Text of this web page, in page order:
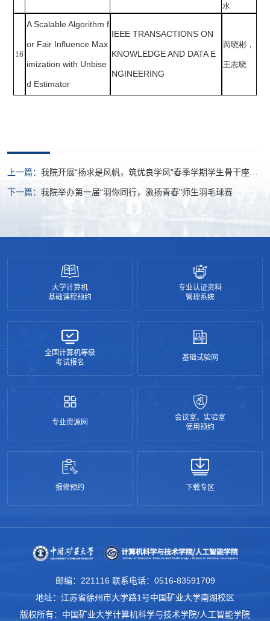
水
16
A Scalable Algorithm f
or Fair Influence Max
imization with Unbise
d Estimator
IEEE TRANSACTIONS ON
KNOWLEDGE AND DATA E
NGINEERING
芮晓彬，
王志晓
上一篇： 我院开展“扬求是风帆，筑优良学风”春季学期学生骨干座谈
会
下一篇： 我院举办第一届“羽你同行，激扬青春”师生羽毛球赛
大学计算机
基础课程预约
专业认证资料
管理系统
全国计算机等级
考试报名
基础试验网
专业资源网
会议室、实验室
使用预约
报修预约 下载专区
邮编：221116 联系电话：0516-83591709
地址：江苏省徐州市大学路1号中国矿业大学南湖校区
版权所有：中国矿业大学计算机科学与技术学院/人工智能学院